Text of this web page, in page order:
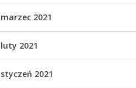
marzec 2021
luty 2021
styczeń 2021